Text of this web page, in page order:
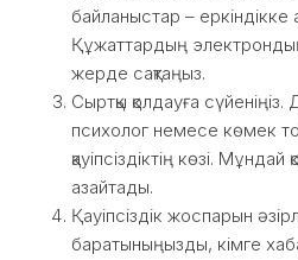
байланыстар –
Құжаттардың электрондық
жерде сақтаңыз.
Сыртқы қолдауға
психолог немесе көмек
қауіпсіздіктің көзі. Мұндай
азайтады.
Қауіпсіздік жоспарын
баратыныңызды, кімге